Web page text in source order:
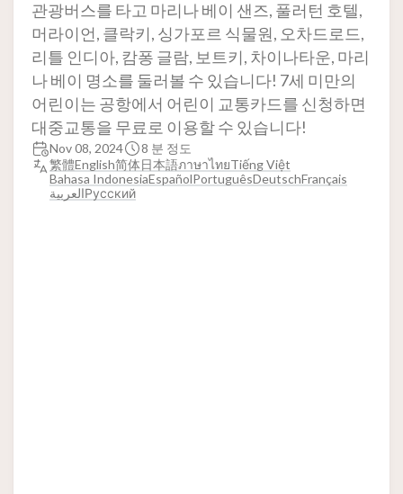
관광버스를 타고 마리나 베이 샌즈, 풀러턴 호텔,
머라이언, 클락키, 싱가포르 식물원, 오차드로드,
리틀 인디아, 캄퐁 글람, 보트키, 차이나타운, 마리
나 베이 명소를 둘러볼 수 있습니다! 7세 미만의
어린이는 공항에서 어린이 교통카드를 신청하면
대중교통을 무료로 이용할 수 있습니다!
Nov 08, 2024
8 분 정도
繁體English简体日本語ภาษาไทยTiếng Việt
Bahasa IndonesiaEspañolPortuguêsDeutschFrançais
العربيةРусский